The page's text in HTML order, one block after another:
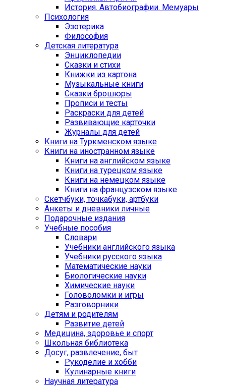
История. Автобиографии. Мемуары
Психология
Эзотерика
Философия
Детская литература
Энциклопедии
Сказки и стихи
Книжки из картона
Музыкальные книги
Сказки брошюры
Прописи и тесты
Раскраски для детей
Развивающие карточки
Журналы для детей
Книги на Туркменском языке
Книги на иностранном языке
Книги на английском языке
Книги на турецком языке
Книги на немецком языке
Книги на французском языке
Cкетчбуки, точкабуки, артбуки
Анкеты и дневники личные
Подарочные издания
Учебные пособия
Словари
Учебники английского языка
Учебники русского языка
Математические науки
Биологические науки
Химические науки
Головоломки и игры
Разговорники
Детям и родителям
Развитие детей
Медицина, здоровье и спорт
Школьная библиотека
Досуг, развлечение, быт
Рукоделие и хобби
Кулинарные книги
Научная литература